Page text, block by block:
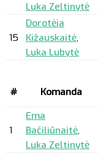
Luka Zeltinytė
15
Dorotėja
Kižauskaitė,
Luka Lubytė
# Komanda
1
Ema
Bačiliūnaitė,
Luka Zeltinytė